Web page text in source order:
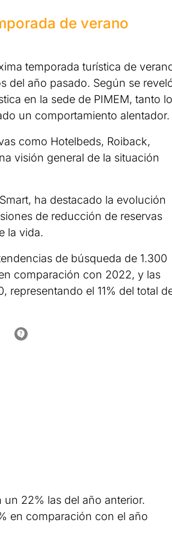
de verano
temporada turística de
del año pasado. Según se
en la sede de PIMEM, tanto
un comportamiento alentador.
como Hotelbeds, Roiback,
visión general de la situación
ha destacado la evolución
de reducción de reservas
la vida.
de búsqueda de 1.300
comparación con 2022, y las
el 11% del total
22% las del año anterior.
en comparación con el año